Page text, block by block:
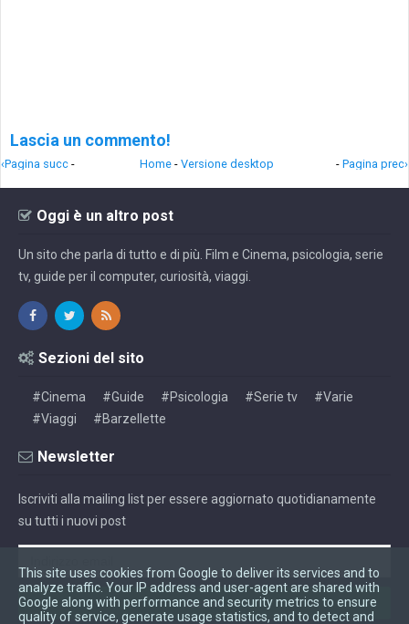
Lascia un commento!
‹Pagina succ - - Pagina prec›
Home - Versione desktop
Oggi è un altro post
Un sito che parla di tutto e di più. Film e Cinema, psicologia, serie
tv, guide per il computer, curiosità, viaggi.
Sezioni del sito
#Cinema #Guide #Psicologia #Serie tv
#Varie
#Viaggi
#Barzellette
Newsletter
Iscriviti alla mailing list per essere aggiornato quotidianamente
su tutti i nuovi post
This site uses cookies from Google to deliver its services and to
analyze traffic. Your IP address and user-agent are shared with
Google along with performance and security metrics to ensure
quality of service, generate usage statistics, and to detect and